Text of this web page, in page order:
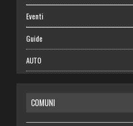
Eventi
Guide
AUTO
RISPARMIO
COMUNI